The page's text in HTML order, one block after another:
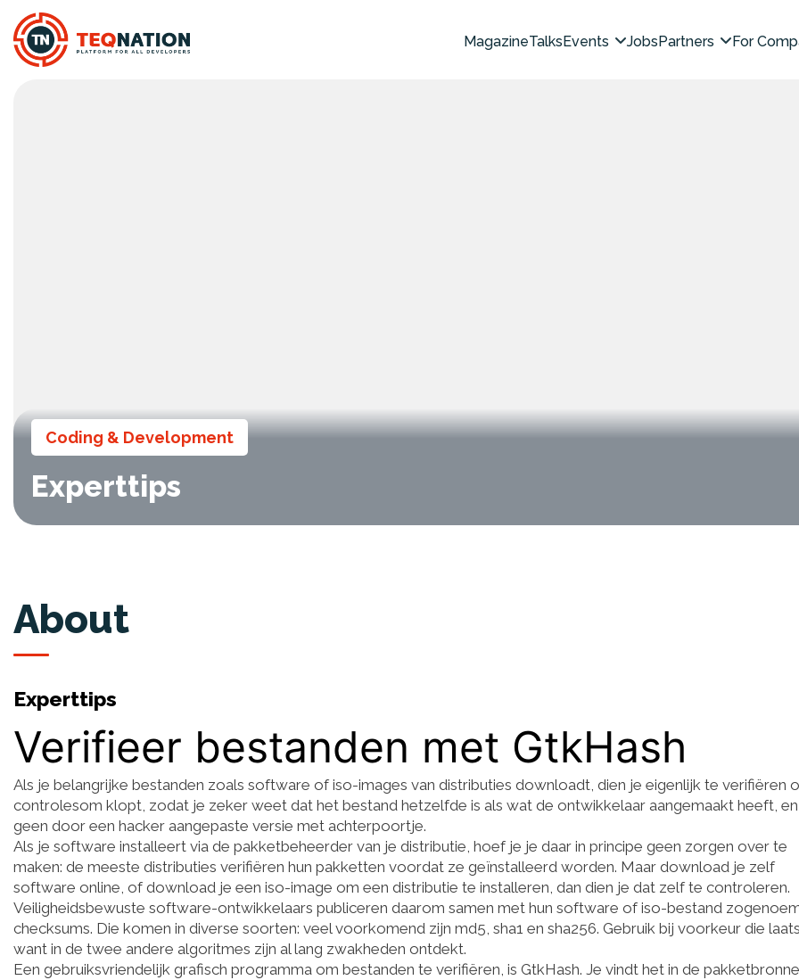
MagazineTalksEvents JobsPartners For
Coding & Development
Experttips
About
Experttips
Verifieer bestanden met GtkHash
Als je belangrijke bestanden zoals software of iso-images van distributies downloadt, dien je eigenlijk te verifiëren
controlesom klopt, zodat je zeker weet dat het bestand hetzelfde is als wat de ontwikkelaar aangemaakt heeft, en
geen door een hacker aangepaste versie met achterpoortje.
Als je software installeert via de pakketbeheerder van je distributie, hoef je je daar in principe geen zorgen over te
maken: de meeste distributies verifiëren hun pakketten voordat ze geïnstalleerd worden. Maar download je zelf
software online, of download je een iso-image om een distributie te installeren, dan dien je dat zelf te controleren.
Veiligheidsbewuste software-ontwikkelaars publiceren daarom samen met hun software of iso-bestand
checksums. Die komen in diverse soorten: veel voorkomend zijn md5, sha1 en sha256. Gebruik bij voorkeur die
want in de twee andere algoritmes zijn al lang zwakheden ontdekt.
Een gebruiksvriendelijk grafisch programma om bestanden te verifiëren, is GtkHash. Je vindt het in de